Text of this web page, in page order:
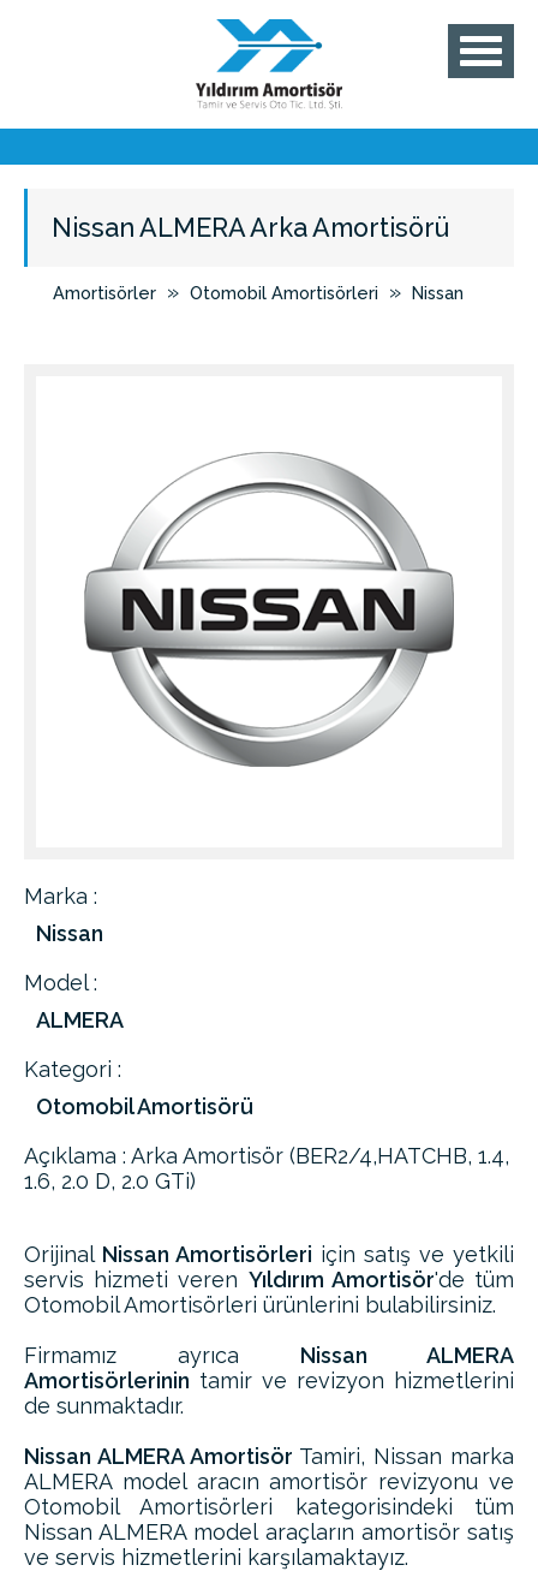
Nissan ALMERA Arka Amortisörü
Amortisörler » Otomobil Amortisörleri » Nissan
Marka :
Nissan
Model :
ALMERA
Kategori :
Otomobil Amortisörü
Açıklama : Arka Amortisör (BER2/4,HATCHB, 1.4,
1.6, 2.0 D, 2.0 GTi)
Orijinal Nissan Amortisörleri için satış ve yetkili
servis hizmeti veren Yıldırım Amortisör'de tüm
Otomobil Amortisörleri ürünlerini bulabilirsiniz.
Firmamız ayrıca Nissan ALMERA
Amortisörlerinin tamir ve revizyon hizmetlerini
de sunmaktadır.
Nissan ALMERA Amortisör Tamiri, Nissan marka
ALMERA model aracın amortisör revizyonu ve
Otomobil Amortisörleri kategorisindeki tüm
Nissan ALMERA model araçların amortisör satış
ve servis hizmetlerini karşılamaktayız.